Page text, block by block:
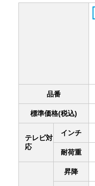
品番
標準価格(税込)
テレビ対
応
インチ
耐荷重
昇降